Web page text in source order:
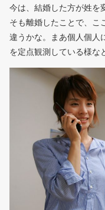
今は、結婚した方が姓を
そも離婚したことで、こ
違うかな。まあ個人個人
を定点観測している様な